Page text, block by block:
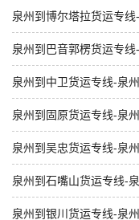
泉州到中卫货运专线-泉
泉州到固原货运专线-泉
泉州到吴忠货运专线-泉
泉州到银川货运专线-泉